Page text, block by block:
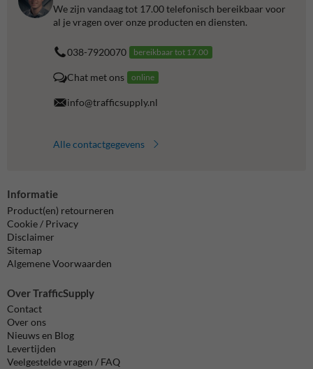
We zijn vandaag tot 17.00 telefonisch bereikbaar voor
al je vragen over onze producten en diensten.
038-7920070 bereikbaar tot 17.00
Chat met ons online
info@trafficsupply.nl
Alle contactgegevens
Informatie
Product(en) retourneren
Cookie / Privacy
Disclaimer
Sitemap
Algemene Voorwaarden
Over TrafficSupply
Contact
Over ons
Nieuws en Blog
Levertijden
Veelgestelde vragen / FAQ